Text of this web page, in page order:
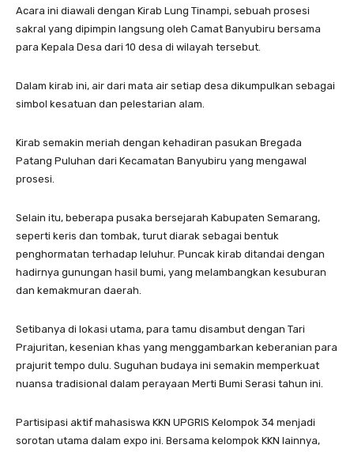
Acara ini diawali dengan Kirab Lung Tinampi, sebuah prosesi
sakral yang dipimpin langsung oleh Camat Banyubiru bersama
para Kepala Desa dari 10 desa di wilayah tersebut.
Dalam kirab ini, air dari mata air setiap desa dikumpulkan sebagai
simbol kesatuan dan pelestarian alam.
Kirab semakin meriah dengan kehadiran pasukan Bregada
Patang Puluhan dari Kecamatan Banyubiru yang mengawal
prosesi.
Selain itu, beberapa pusaka bersejarah Kabupaten Semarang,
seperti keris dan tombak, turut diarak sebagai bentuk
penghormatan terhadap leluhur. Puncak kirab ditandai dengan
hadirnya gunungan hasil bumi, yang melambangkan kesuburan
dan kemakmuran daerah.
Setibanya di lokasi utama, para tamu disambut dengan Tari
Prajuritan, kesenian khas yang menggambarkan keberanian para
prajurit tempo dulu. Suguhan budaya ini semakin memperkuat
nuansa tradisional dalam perayaan Merti Bumi Serasi tahun ini.
Partisipasi aktif mahasiswa KKN UPGRIS Kelompok 34 menjadi
sorotan utama dalam expo ini. Bersama kelompok KKN lainnya,